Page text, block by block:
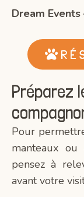
Dream
Préparez
Pour
manteaux ou
pensez à
avant votre